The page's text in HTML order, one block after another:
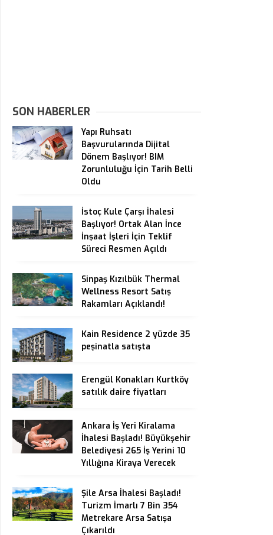
SON HABERLER
Yapı Ruhsatı
Başvurularında Dijital
Dönem Başlıyor! BIM
Zorunluluğu İçin Tarih Belli
Oldu
İstoç Kule Çarşı İhalesi
Başlıyor! Ortak Alan İnce
İnşaat İşleri İçin Teklif
Süreci Resmen Açıldı
Sinpaş Kızılbük Thermal
Wellness Resort Satış
Rakamları Açıklandı!
Kain Residence 2 yüzde 35
peşinatla satışta
Erengül Konakları Kurtköy
satılık daire fiyatları
Ankara İş Yeri Kiralama
İhalesi Başladı! Büyükşehir
Belediyesi 265 İş Yerini 10
Yıllığına Kiraya Verecek
Şile Arsa İhalesi Başladı!
Turizm İmarlı 7 Bin 354
Metrekare Arsa Satışa
Çıkarıldı